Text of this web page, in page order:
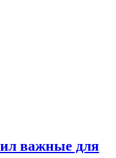
важные для